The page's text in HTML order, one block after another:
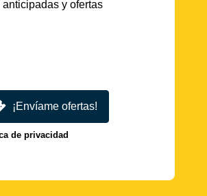
y ofertas
¡Envíame ofertas!
de privacidad